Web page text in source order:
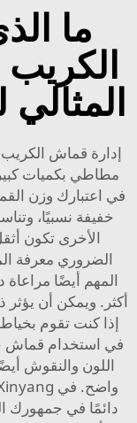
ما
الكريب
إدارة قماش
مطاطي بكميات
في اعتبارك وزن
خفيفة نسبيًا،
الأخرى تكون
الضروري معرفة
المهم أيضًا مراعاة
أكثر. ويمكن أن يؤثر
إذا كنت تقوم
اللون والنقوش
دائمًا في جمهورك